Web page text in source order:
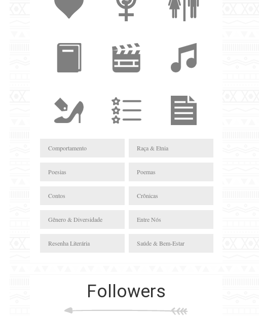
Comportamento
Poesias
Contos
Gênero & Diversidade
Resenha Literária
Raça & Etnia
Poemas
Crônicas
Entre Nós
Saúde & Bem-Estar
Followers